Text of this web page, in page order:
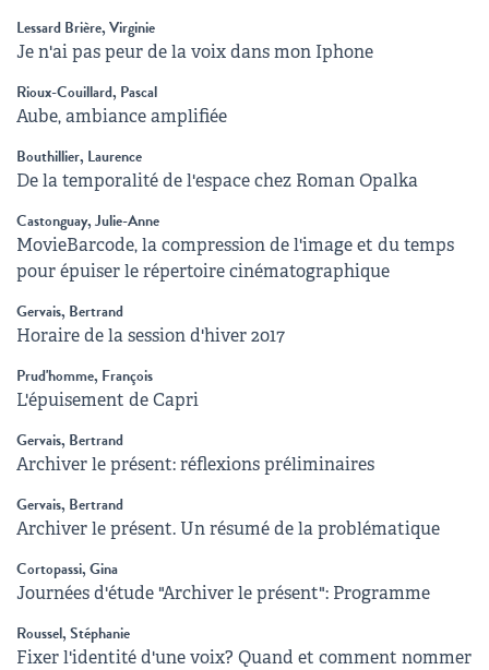
Lessard Brière, Virginie
Je n'ai pas peur de la voix dans mon Iphone
Rioux-Couillard, Pascal
Aube, ambiance amplifiée
Bouthillier, Laurence
De la temporalité de l'espace chez Roman Opalka
Castonguay, Julie-Anne
MovieBarcode, la compression de l'image et du temps
pour épuiser le répertoire cinématographique
Gervais, Bertrand
Horaire de la session d'hiver 2017
Prud'homme, François
L'épuisement de Capri
Gervais, Bertrand
Archiver le présent: réflexions préliminaires
Gervais, Bertrand
Archiver le présent. Un résumé de la problématique
Cortopassi, Gina
Journées d'étude "Archiver le présent": Programme
Roussel, Stéphanie
Fixer l'identité d'une voix? Quand et comment nommer